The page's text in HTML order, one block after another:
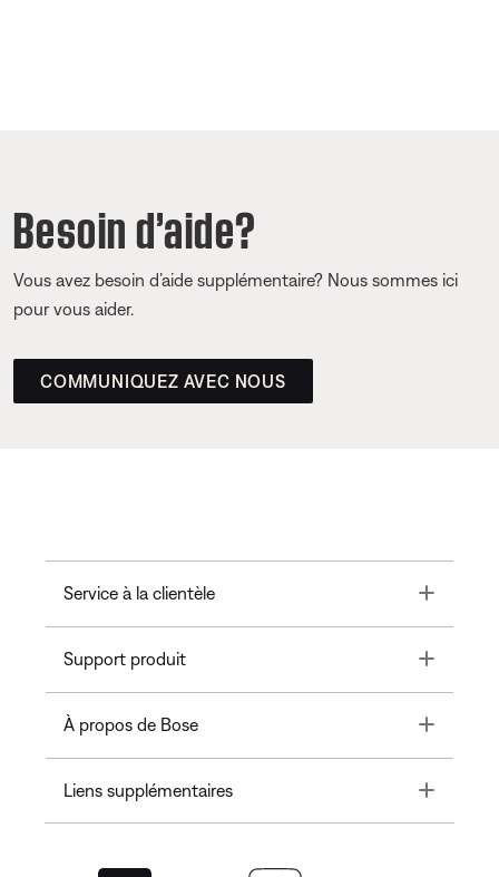
Besoin d’aide?
Vous avez besoin d’aide supplémentaire? Nous sommes ici
pour vous aider.
COMMUNIQUEZ AVEC NOUS
Service à la clientèle Toggle
Support produit Toggle
À propos de Bose Toggle
Liens supplémentaires Toggle